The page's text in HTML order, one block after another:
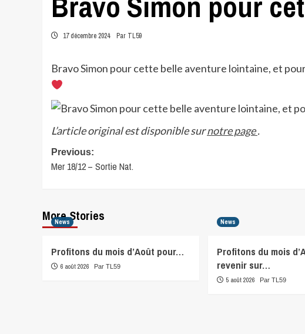
17 décembre 2024 Par TL59
Bravo Simon pour cette belle aventure lointaine, et
L’article original est disponible surnotre page.
Post
navigation
Previous:
Mer 18/12 – Sortie Nat.
More Stories
News
Profitons du mois d’Août pour…
6 août 2026 Par TL59
News
Profitons du mois
revenir sur…
5 août 2026 Par TL59